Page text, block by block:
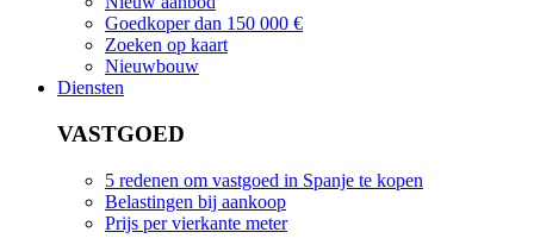
Goedkoper dan 150 000 €
Zoeken op kaart
Nieuwbouw
Diensten
VASTGOED
5 redenen om vastgoed in Spanje te kopen
Belastingen bij aankoop
Prijs per vierkante meter